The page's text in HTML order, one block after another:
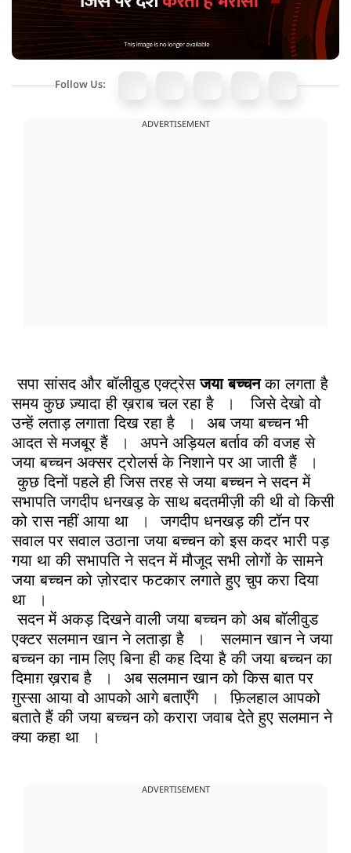
Follow Us:
ADVERTISEMENT
सपा सांसद और बॉलीवुड एक्ट्रेसजया बच्चनका लगता है
समय कुछ ज़्यादा ही ख़राब चल रहा है
।
जिसे देखो वो
उन्हें लताड़ लगाता दिख रहा है
।
अब जया बच्चन भी
आदत से मजबूर हैं
।
अपने अड़ियल बर्ताव की वजह से
जया बच्चन अक्सर ट्रोलर्स के निशाने पर आ जाती हैं
।
कुछ दिनों पहले ही जिस तरह से जया बच्चन ने सदन में
सभापति जगदीप धनखड़ के साथ बदतमीज़ी की थी वो किसी
को रास नहीं आया था
।
जगदीप धनखड़ की टॉन पर
सवाल पर सवाल उठाना जया बच्चन को इस कदर भारी पड़
गया था की सभापति ने सदन में मौजूद सभी लोगों के सामने
जया बच्चन को ज़ोरदार फटकार लगाते हुए चुप करा दिया
था
।
सदन में अकड़ दिखने वाली जया बच्चन को अब बॉलीवुड
एक्टर सलमान खान ने लताड़ा है
।
सलमान खान ने जया
बच्चन का नाम लिए बिना ही कह दिया है की जया बच्चन का
दिमाग़ ख़राब है
।
अब सलमान खान को किस बात पर
ग़ुस्सा आया वो आपको आगे बताएँगे
।
फ़िलहाल आपको
बताते हैं की जया बच्चन को करारा जवाब देते हुए सलमान ने
क्या कहा था
।
ADVERTISEMENT